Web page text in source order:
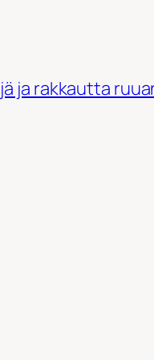
ja rakkautta